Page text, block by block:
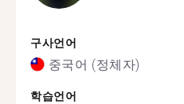
구사언어
중국어 (정체자)
학습언어